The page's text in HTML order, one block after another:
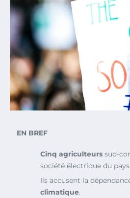
EN BREF
Cinq agriculteurs sud-
société électrique du pays.
Ils accusent la
climatique.